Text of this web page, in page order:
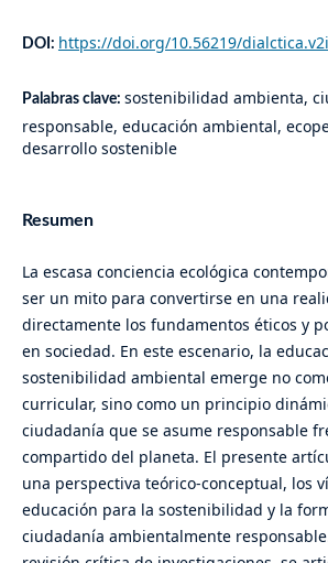
DOI: https://doi.org/10.56219/
Palabras clave: sostenibilidad ambienta,
responsable, educación ambiental,
desarrollo sostenible
Resumen
La escasa conciencia ecológica
ser un mito para convertirse en una
directamente los fundamentos éticos y
en sociedad. En este escenario, la
sostenibilidad ambiental emerge no
curricular, sino como un principio
ciudadanía que se asume responsable
compartido del planeta. El presente
una perspectiva teórico-conceptual, los
educación para la sostenibilidad y la
ciudadanía ambientalmente